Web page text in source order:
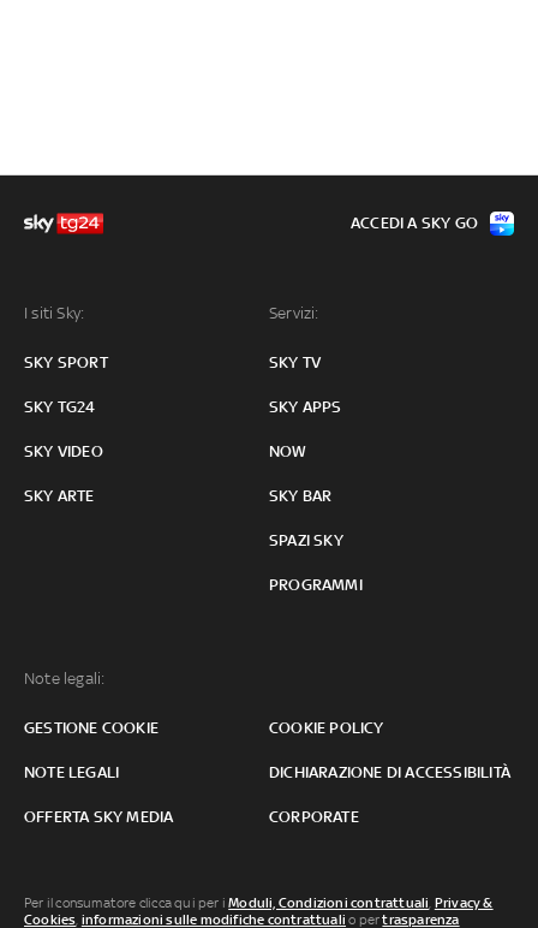
I siti Sky:
SKY SPORT
SKY TG24
SKY VIDEO
SKY ARTE
Servizi:
SKY TV
SKY APPS
NOW
SKY BAR
SPAZI SKY
PROGRAMMI
Note legali:
GESTIONE COOKIE COOKIE POLICY
NOTE LEGALI DICHIARAZIONE DI ACCESSIBILITÀ
OFFERTA SKY MEDIA CORPORATE
ACCEDI A SKY GO
Per il consumatore clicca qui per iModuli, Condizioni contrattuali, Privacy &
Cookies, informazioni sulle modifiche contrattuali o pertrasparenza